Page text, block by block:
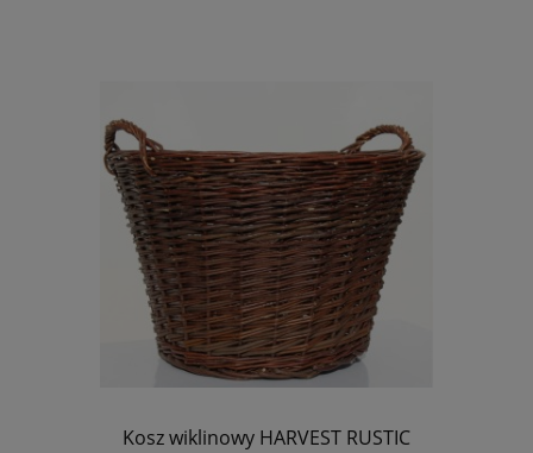
Kosz wiklinowy HARVEST RUSTIC